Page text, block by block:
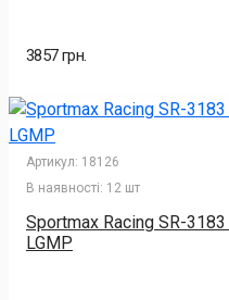
3857 грн.
Артикул: 18126
В наявності: 12 шт
Sportmax Racing SR-
LGMP